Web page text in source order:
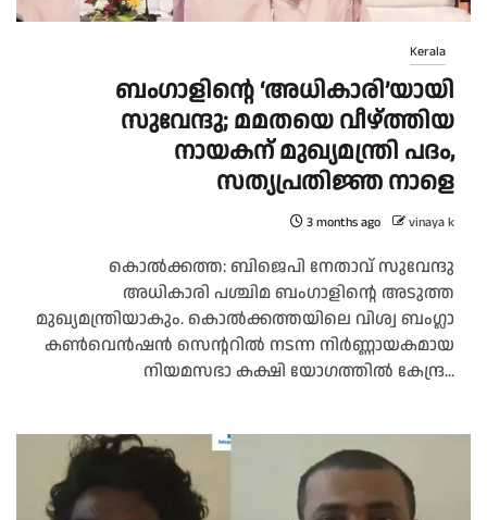
Kerala
ബംഗാളിന്റെ ‘അധികാരി’യായി
സുവേന്ദു; മമതയെ വീഴ്ത്തിയ
നായകന് മുഖ്യമന്ത്രി പദം,
സത്യപ്രതിജ്ഞ നാളെ
3 months ago vinaya k
കൊൽക്കത്ത: ബിജെപി നേതാവ് സുവേന്ദു
അധികാരി പശ്ചിമ ബംഗാളിന്റെ അടുത്ത
മുഖ്യമന്ത്രിയാകും. കൊൽക്കത്തയിലെ വിശ്വ ബംഗ്ലാ
കൺവെൻഷൻ സെന്ററിൽ നടന്ന നിർണ്ണായകമായ
നിയമസഭാ കക്ഷി യോഗത്തിൽ കേന്ദ്ര...